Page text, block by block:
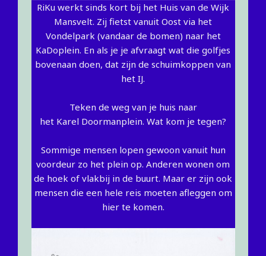
RiKu werkt sinds kort bij het Huis van de Wijk
Mansvelt. Zij fietst vanuit Oost via het
Vondelpark (vandaar de bomen) naar het
KaDoplein. En als je je afvraagt wat die golfjes
bovenaan doen, dat zijn de schuimkoppen van
het IJ.
Teken de weg van je huis naar
het Karel Doormanplein. Wat kom je tegen?
Sommige mensen lopen gewoon vanuit hun
voordeur zo het plein op. Anderen wonen om
de hoek of vlakbij in de buurt. Maar er zijn ook
mensen die een hele reis moeten afleggen om
hier te komen.